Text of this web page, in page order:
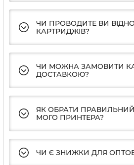
ЧИ ПРОВОДИТЕ ВИ
КАРТРИДЖІВ?
ЧИ МОЖНА ЗАМОВИТИ
ДОСТАВКОЮ?
ЯК ОБРАТИ
МОГО ПРИНТЕРА?
ЧИ Є ЗНИЖКИ ДЛЯ